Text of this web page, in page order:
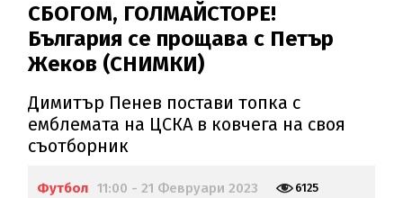
СБОГОМ, ГОЛМАЙСТОРЕ!
България се прощава с Петър
Жеков (СНИМКИ)
Димитър Пенев постави топка с
емблемата на ЦСКА в ковчега на своя
съотборник
Футбол 11:00 - 21 Февруари 2023 6125